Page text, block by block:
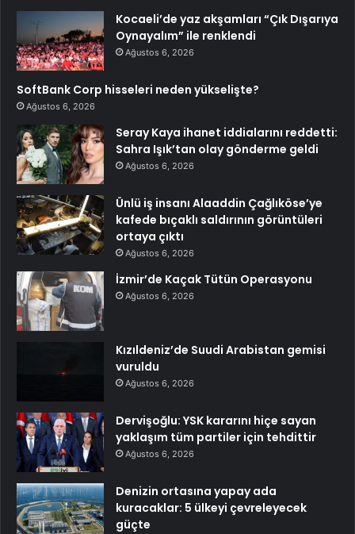
Kocaeli’de yaz akşamları “Çık Dışarıya
Oynayalım” ile renklendi
Ağustos 6, 2026
SoftBank Corp hisseleri neden yükselişte?
Ağustos 6, 2026
Seray Kaya ihanet iddialarını reddetti:
Sahra Işık’tan olay gönderme geldi
Ağustos 6, 2026
Ünlü iş insanı Alaaddin Çağlıköse’ye
kafede bıçaklı saldırının görüntüleri
ortaya çıktı
Ağustos 6, 2026
İzmir’de Kaçak Tütün Operasyonu
Ağustos 6, 2026
Kızıldeniz’de Suudi Arabistan gemisi
vuruldu
Ağustos 6, 2026
Dervişoğlu: YSK kararını hiçe sayan
yaklaşım tüm partiler için tehdittir
Ağustos 6, 2026
Denizin ortasına yapay ada
kuracaklar: 5 ülkeyi çevreleyecek
güçte